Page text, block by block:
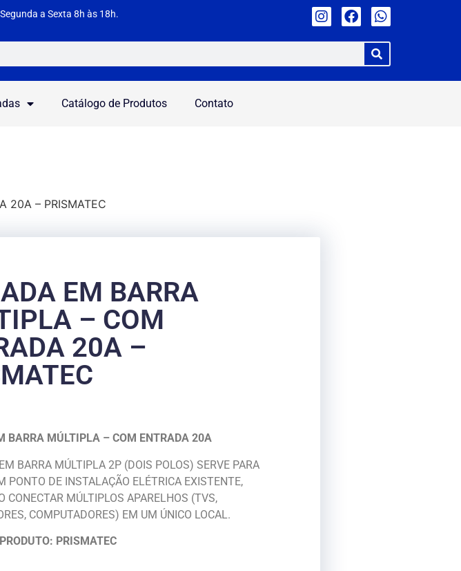
a Sexta 8h às 18h.
Catálogo de Produtos Contato
20A – PRISMATEC
EM BARRA
– COM
20A –
BARRA MÚLTIPLA – COM ENTRADA 20A
BARRA MÚLTIPLA 2P (DOIS POLOS) SERVE PARA
PONTO DE INSTALAÇÃO ELÉTRICA EXISTENTE,
CONECTAR MÚLTIPLOS APARELHOS (TVS,
COMPUTADORES) EM UM ÚNICO LOCAL.
PRISMATEC